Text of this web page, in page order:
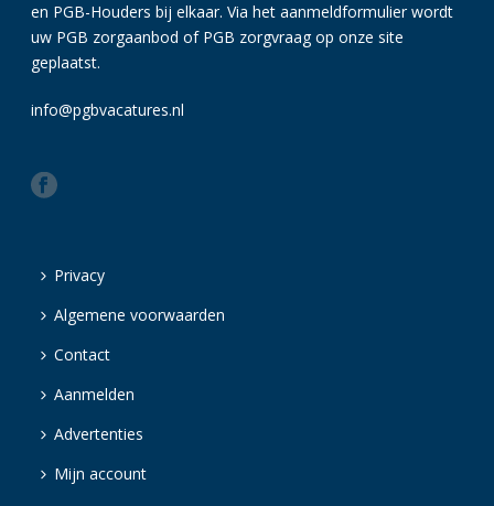
en PGB-Houders bij elkaar. Via het aanmeldformulier wordt
uw PGB zorgaanbod of PGB zorgvraag op onze site
geplaatst.
info@pgbvacatures.nl
Privacy
Algemene voorwaarden
Contact
Aanmelden
Advertenties
Mijn account